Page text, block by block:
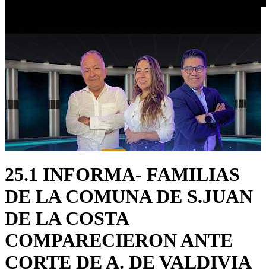
25.1 INFORMA- FAMILIAS
DE LA COMUNA DE S.JUAN
DE LA COSTA
COMPARECIERON ANTE
CORTE DE A. DE VALDIVIA